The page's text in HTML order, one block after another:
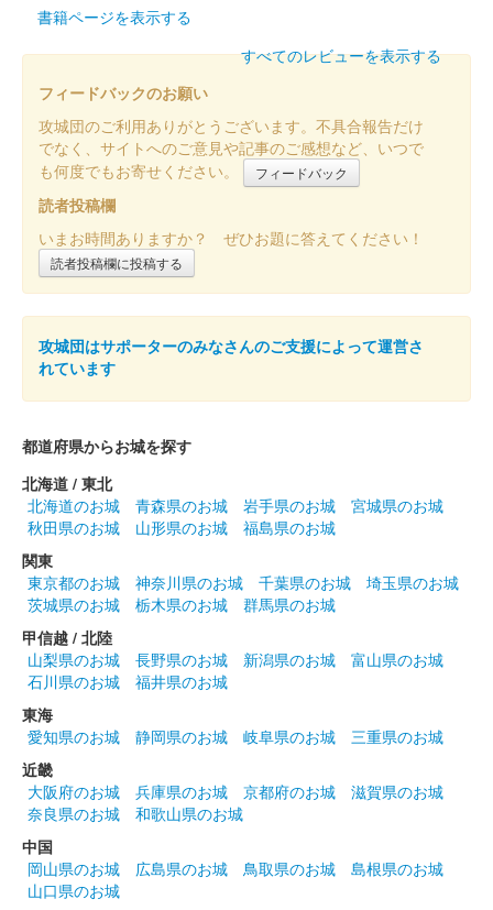
国峯城 登城記念
国峯城 御城印
国峯城 御城印 令和八年新春限定
一枚一枚ハンコが押されている。
国峯城 御城印
国峯城 御城印
販売終了
2026年6月13、14日に開催された群馬戦国御城印サミット第7弾
にて販売された限定御城印。
国峯城 御城印
国峯城 御城印
2026年6月13、14日に開催された群馬戦国御城印サミット2026
にて先行販売された御城印。
国峯城 御城印 武田信玄公 令和八年夏限定版
書籍ページを表示する
すべてのレビューを表示する
フィードバックのお願い
攻城団のご利用ありがとうございます。不具合報告だけ
でなく、サイトへのご意見や記事のご感想など、いつで
も何度でもお寄せください。
フィードバック
読者投稿欄
いまお時間ありますか？ ぜひお題に答えてください！
読者投稿欄に投稿する
攻城団はサポーターのみなさんのご支援によって運営さ
れています
都道府県からお城を探す
北海道 / 東北
北海道のお城
青森県のお城 岩手県のお城
宮城県のお城
秋田県のお城
山形県のお城
福島県のお城
関東
東京都のお城
神奈川県のお城 千葉県のお城
埼玉県のお城
茨城県のお城
栃木県のお城
群馬県のお城
甲信越 / 北陸
山梨県のお城
長野県のお城 新潟県のお城
富山県のお城
石川県のお城
福井県のお城
東海
愛知県のお城
静岡県のお城 岐阜県のお城
三重県のお城
近畿
大阪府のお城
兵庫県のお城 京都府のお城
滋賀県のお城
奈良県のお城
和歌山県のお城
中国
岡山県のお城
広島県のお城 鳥取県のお城
島根県のお城
山口県のお城